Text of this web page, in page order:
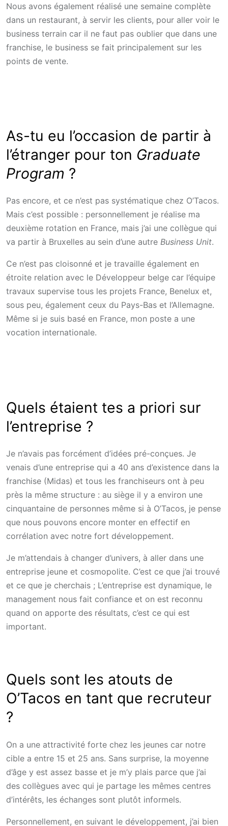
Nous avons également réalisé une semaine complète
dans un restaurant, à servir les clients, pour aller voir le
business terrain car il ne faut pas oublier que dans une
franchise, le business se fait principalement sur les
points de vente.
As-tu eu l’occasion de partir à
l’étranger pour ton Graduate
Program ?
Pas encore, et ce n’est pas systématique chez O’Tacos.
Mais c’est possible : personnellement je réalise ma
deuxième rotation en France, mais j’ai une collègue qui
va partir à Bruxelles au sein d’une autre Business Unit.
Ce n’est pas cloisonné et je travaille également en
étroite relation avec le Développeur belge car l’équipe
travaux supervise tous les projets France, Benelux et,
sous peu, également ceux du Pays-Bas et l’Allemagne.
Même si je suis basé en France, mon poste a une
vocation internationale.
Quels étaient tes a priori sur
l’entreprise ?
Je n’avais pas forcément d’idées pré-conçues. Je
venais d’une entreprise qui a 40 ans d’existence dans la
franchise (Midas) et tous les franchiseurs ont à peu
près la même structure : au siège il y a environ une
cinquantaine de personnes même si à O’Tacos, je pense
que nous pouvons encore monter en effectif en
corrélation avec notre fort développement.
Je m’attendais à changer d’univers, à aller dans une
entreprise jeune et cosmopolite. C’est ce que j’ai trouvé
et ce que je cherchais ; L’entreprise est dynamique, le
management nous fait confiance et on est reconnu
quand on apporte des résultats, c’est ce qui est
important.
Quels sont les atouts de
O’Tacos en tant que recruteur
?
On a une attractivité forte chez les jeunes car notre
cible a entre 15 et 25 ans. Sans surprise, la moyenne
d’âge y est assez basse et je m’y plais parce que j’ai
des collègues avec qui je partage les mêmes centres
d’intérêts, les échanges sont plutôt informels.
Personnellement, en suivant le développement, j’ai bien